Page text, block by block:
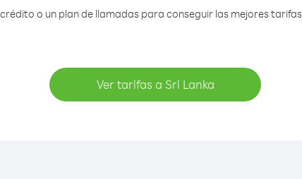
o un plan de llamadas para conseguir las mejores
Ver tarifas a Sri Lanka